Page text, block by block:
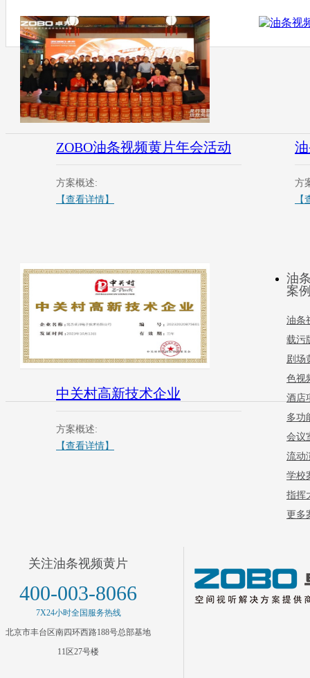
ZOBO油条视频黄片年会活动
方案概述:
【查看详情】
方
中关村高新技术企业
方案概述:
【查看详情】
油
案
油条
载污
剧场
色视
酒店
多功
会议
流动
学校
指挥
更多
关注油条视频黄片
400-003-8066
7X24小时全国服务热线
北京市丰台区南四环西路188号总部基地
11区27号楼